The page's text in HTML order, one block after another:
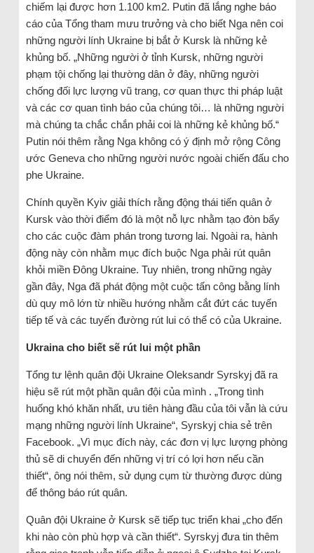
chiếm lại được hơn 1.100 km2. Putin đã lắng nghe báo
cáo của Tổng tham mưu trưởng và cho biết Nga nên coi
những người lính Ukraine bị bắt ở Kursk là những kẻ
khủng bố. „Những người ở tỉnh Kursk, những người
phạm tội chống lại thường dân ở đây, những người
chống đối lực lượng vũ trang, cơ quan thực thi pháp luật
và các cơ quan tình báo của chúng tôi… là những người
mà chúng ta chắc chắn phải coi là những kẻ khủng bố.“
Putin nói thêm rằng Nga không có ý định mở rộng Công
ước Geneva cho những người nước ngoài chiến đấu cho
phe Ukraine.
Chính quyền Kyiv giải thích rằng động thái tiến quân ở
Kursk vào thời điểm đó là một nỗ lực nhằm tạo đòn bẩy
cho các cuộc đàm phán trong tương lai. Ngoài ra, hành
động này còn nhằm mục đích buộc Nga phải rút quân
khỏi miền Đông Ukraine. Tuy nhiên, trong những ngày
gần đây, Nga đã phát động một cuộc tấn công bằng lính
dù quy mô lớn từ nhiều hướng nhằm cắt đứt các tuyến
tiếp tế và các tuyến đường rút lui có thể có của Ukraine.
Ukraina cho biết sẽ rút lui một phần
Tổng tư lệnh quân đội Ukraine Oleksandr Syrskyj đã ra
hiệu sẽ rút một phần quân đội của mình . „Trong tình
huống khó khăn nhất, ưu tiên hàng đầu của tôi vẫn là cứu
mạng những người lính Ukraine“, Syrskyj chia sẻ trên
Facebook. „Vì mục đích này, các đơn vị lực lượng phòng
thủ sẽ di chuyển đến những vị trí có lợi hơn nếu cần
thiết“, ông nói thêm, sử dụng cụm từ thường được dùng
để thông báo rút quân.
Quân đội Ukraine ở Kursk sẽ tiếp tục triển khai „cho đến
khi nào còn phù hợp và cần thiết“. Syrskyj đưa tin thêm